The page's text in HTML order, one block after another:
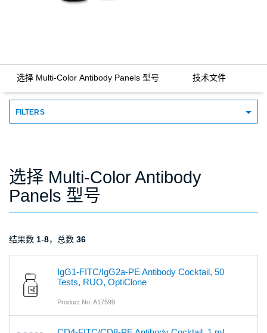
选择 Multi-Color Antibody Panels 型号 技术文件
FILTERS
选择 Multi-Color Antibody
Panels 型号
结果数 1-8，总数 36
IgG1-FITC/IgG2a-PE Antibody Cocktail, 50
Tests, RUO, OptiClone
Product No: A17599